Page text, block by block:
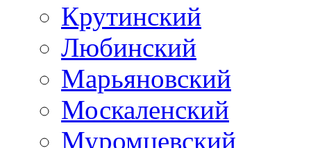
Крутинский
Любинский
Марьяновский
Москаленский
Муромцевский